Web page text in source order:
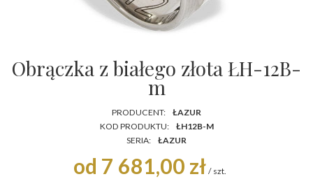
Obrączka z białego złota ŁH-12B-
m
PRODUCENT:
ŁAZUR
KOD PRODUKTU:
ŁH12B-M
SERIA:
ŁAZUR
od 7 681,00 zł / szt.